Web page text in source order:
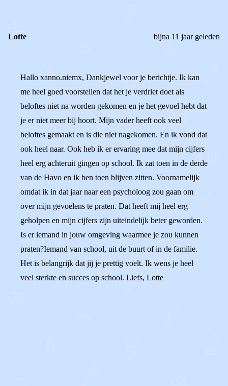
Lotte bijna 11 jaar geleden
Hallo xanno.niemx, Dankjewel voor je berichtje. Ik kan
me heel goed voorstellen dat het je verdriet doet als
beloftes niet na worden gekomen en je het gevoel hebt dat
je er niet meer bij hoort. Mijn vader heeft ook veel
beloftes gemaakt en is die niet nagekomen. En ik vond dat
ook heel naar. Ook heb ik er ervaring mee dat mijn cijfers
heel erg achteruit gingen op school. Ik zat toen in de derde
van de Havo en ik ben toen blijven zitten. Voornamelijk
omdat ik in dat jaar naar een psycholoog zou gaan om
over mijn gevoelens te praten. Dat heeft mij heel erg
geholpen en mijn cijfers zijn uiteindelijk beter geworden.
Is er iemand in jouw omgeving waarmee je zou kunnen
praten?Iemand van school, uit de buurt of in de familie.
Het is belangrijk dat jij je prettig voelt. Ik wens je heel
veel sterkte en succes op school. Liefs, Lotte